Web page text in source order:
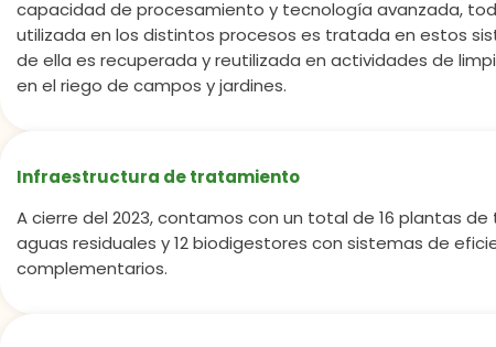
capacidad de procesamiento y tecnología avanzada,
utilizada en los distintos procesos es tratada en estos
de ella es recuperada y reutilizada en actividades de
en el riego de campos y jardines.
Infraestructura de tratamiento
A cierre del 2023, contamos con un total de 16 plantas
aguas residuales y 12 biodigestores con sistemas de
complementarios.